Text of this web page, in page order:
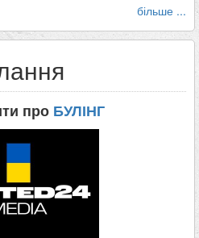
більше ...
про БУЛІНГ